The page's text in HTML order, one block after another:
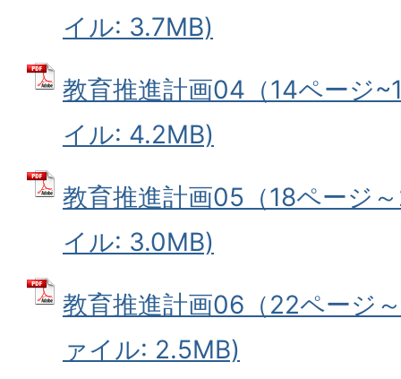
イル: 3.7MB)
教育推進計画04（14ページ
イル: 4.2MB)
教育推進計画05（18ページ
イル: 3.0MB)
教育推進計画06（22ページ
ァイル: 2.5MB)